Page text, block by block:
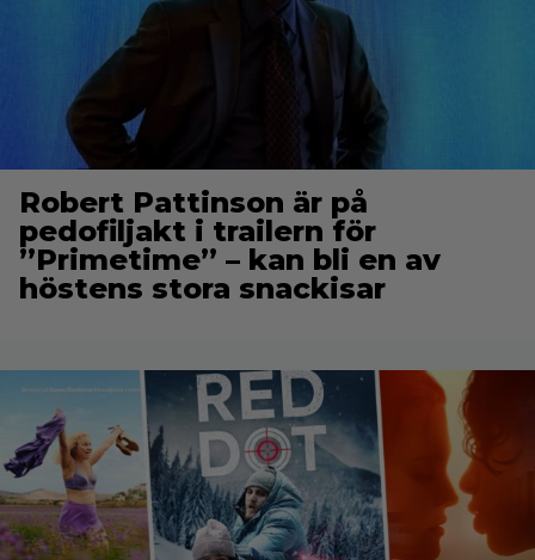
Robert Pattinson är på
pedofiljakt i trailern för
”Primetime” – kan bli en av
höstens stora snackisar